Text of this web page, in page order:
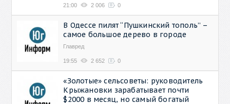
21:00 2 006 0
В Одессе пилят “Пушкинский тополь” –
самое большое дерево в городе
Главред
19:55 2 652 0
«Золотые» сельсоветы: руководитель
Крыжановки зарабатывает почти
$2000 в месяц, но самый богатый